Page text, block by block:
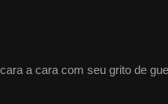
a cara com seu grito de